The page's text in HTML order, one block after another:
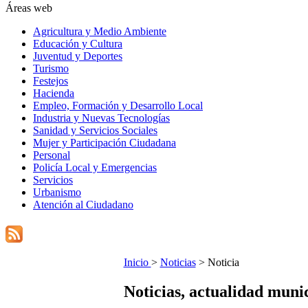
Áreas web
Agricultura y Medio Ambiente
Educación y Cultura
Juventud y Deportes
Turismo
Festejos
Hacienda
Empleo, Formación y Desarrollo Local
Industria y Nuevas Tecnologías
Sanidad y Servicios Sociales
Mujer y Participación Ciudadana
Personal
Policía Local y Emergencias
Servicios
Urbanismo
Atención al Ciudadano
Inicio > Noticias> Noticia
Noticias, actualidad